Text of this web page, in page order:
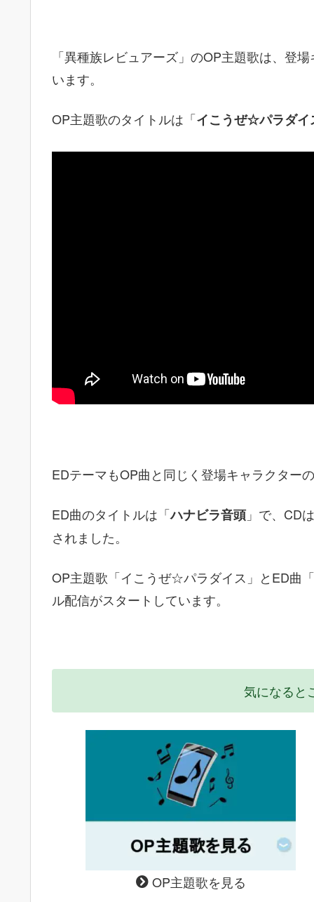
「異種族レビュアーズ」のOP主題歌は、登
います。
OP主題歌のタイトルは「イこうぜ☆パラダイ
EDテーマもOP曲と同じく登場キャラクター
ED曲のタイトルは「ハナビラ音頭」で、CD
されました。
OP主題歌「イこうぜ☆パラダイス」とED曲
ル配信がスタートしています。
気になると
OP主題歌を見る